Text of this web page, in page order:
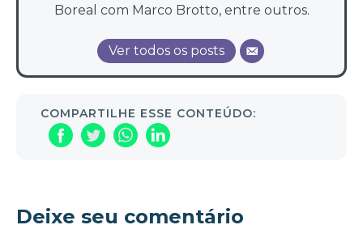
Boreal com Marco Brotto, entre outros.
Ver todos os posts
COMPARTILHE ESSE CONTEÚDO:
Deixe seu comentário